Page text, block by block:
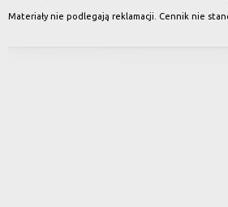
Materiały nie podlegają reklamacji. Cennik nie